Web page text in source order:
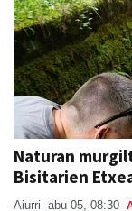
Naturan
Bisitarien
Aiurri abu 05, 08:30